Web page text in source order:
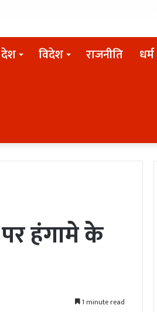
देश विदेश राजनीति धर्म
पर हंगामे के
1 minute read